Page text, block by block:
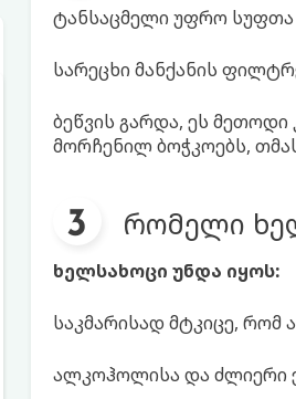
ტანსაცმელი უფრო სუფთა
სარეცხი მანქანის
ბეწვის გარდა, ეს
მორჩენილ ბოჭკოებს,
რომელი
ხელსახოცი უნდა იყოს:
საკმარისად მტკიცე, რომ
ალკოჰოლისა და ძლიერი